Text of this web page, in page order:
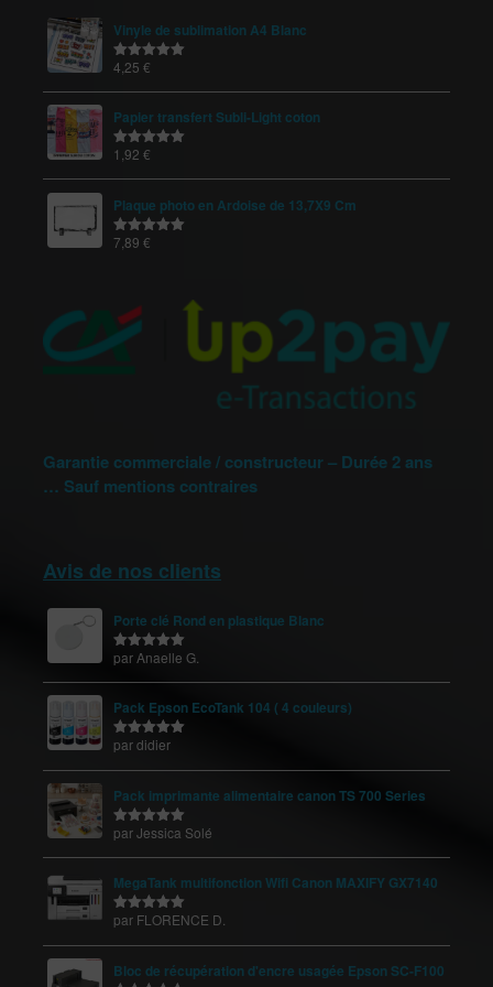
Vinyle de sublimation A4 Blanc
Note5.00
4,25 €
Papier transfert Subli-Light coton
Note5.00
1,92 €
Plaque photo en Ardoise de 13,7X9 Cm
Note5.00
7,89 €
Garantie commerciale / constructeur – Durée 2 ans
… Sauf mentions contraires
Avis de nos clients
Porte clé Rond en plastique Blanc
Note5sur
par Anaelle G.
Pack Epson EcoTank 104 ( 4 couleurs)
Note 5sur
par didier
Pack imprimante alimentaire canon TS 700 Series
Note5sur
par Jessica Solé
MegaTank multifonction Wifi Canon MAXIFY GX7140
Note
sur
par FLORENCE D.
Bloc de récupération d'encre usagée Epson SC-F100